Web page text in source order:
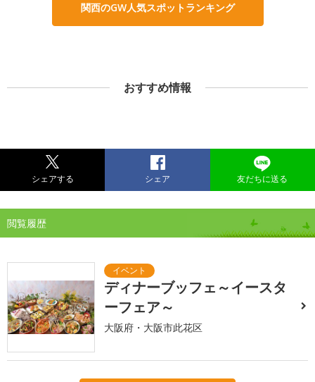
関西のGW人気スポットランキング
おすすめ情報
シェアする シェア 友だちに送る
閲覧履歴
ディナーブッフェ～イースタ
ーフェア～
大阪府・大阪市此花区